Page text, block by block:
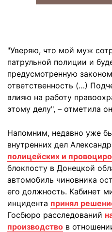
"Уверяю, что мой муж
патрульной полиции и
предусмотренную
ответственность (…)
влияю на работу
этому делу", – отметила
Напомним, недавно уже
внутренних дел
полицейских и
блокпосту в Донецкой
автомобиль чиновника
его должность. Кабинет
инцидента принял
Госбюро расследований
производство в